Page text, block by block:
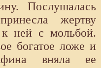
Послушалась
жертву
к ней с мольбой.
богатое ложе и
вняла ее